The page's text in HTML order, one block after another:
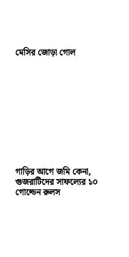
মেসির জোড়া গোল
গাড়ির আগে জমি কেনা,
গুজরাটিদের সাফল্যের ১০
গোল্ডেন রুলস